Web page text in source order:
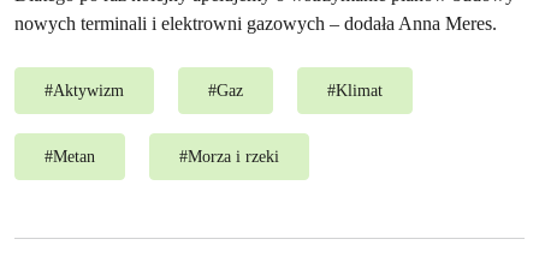
nowych terminali i elektrowni gazowych – dodała Anna Meres.
#Aktywizm #Gaz #Klimat
#Metan #Morza i rzeki